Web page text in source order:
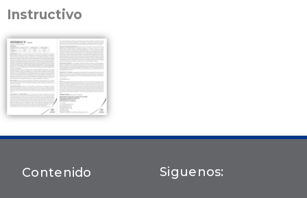
Instructivo
Contenido Siguenos: